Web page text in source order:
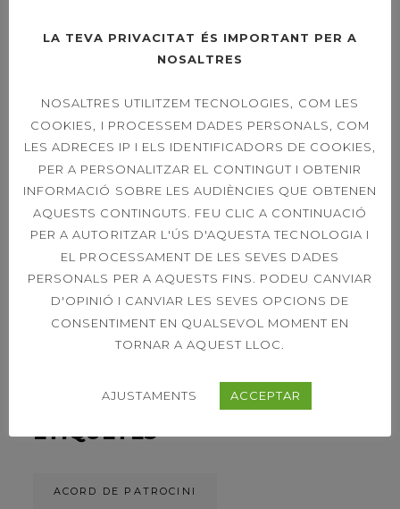
OPEN LEXUS
SABADELL –
DIUMENGE LA FINAL
OPEN LEXUS
SABADELL – ORDER
DOUBLES 21ST
39È CONCURS
CAPVESPRE DE
TENNIS
ETIQUETES
ACORD DE PATROCINI
LA TEVA PRIVACITAT ÉS IMPORTANT PER A
NOSALTRES
NOSALTRES UTILITZEM TECNOLOGIES, COM LES
COOKIES, I PROCESSEM DADES PERSONALS, COM
LES ADRECES IP I ELS IDENTIFICADORS DE COOKIES,
PER A PERSONALITZAR EL CONTINGUT I OBTENIR
INFORMACIÓ SOBRE LES AUDIÈNCIES QUE OBTENEN
AQUESTS CONTINGUTS. FEU CLIC A CONTINUACIÓ
PER A AUTORITZAR L'ÚS D'AQUESTA TECNOLOGIA I
EL PROCESSAMENT DE LES SEVES DADES
PERSONALS PER A AQUESTS FINS. PODEU CANVIAR
D'OPINIÓ I CANVIAR LES SEVES OPCIONS DE
CONSENTIMENT EN QUALSEVOL MOMENT EN
TORNAR A AQUEST LLOC.
AJUSTAMENTS ACCEPTAR